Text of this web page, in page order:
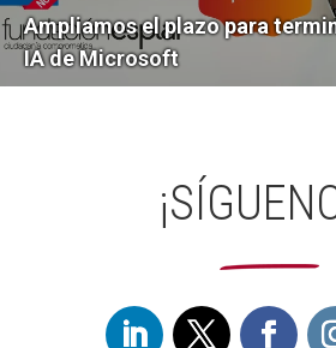
Ampliamos el plazo para
IA de Microsoft